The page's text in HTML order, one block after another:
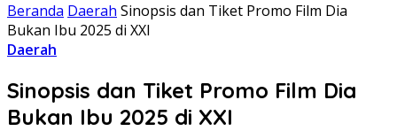
Beranda Daerah Sinopsis dan Tiket Promo Film Dia
Bukan Ibu 2025 di XXI
Daerah
Sinopsis dan Tiket Promo Film Dia
Bukan Ibu 2025 di XXI